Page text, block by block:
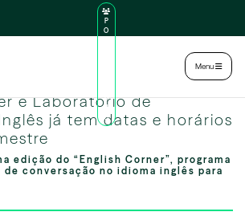
P
O
U
N
O
Menu
e Laboratório de
já tem datas e horários
edição do “English Corner”, programa
conversação no idioma inglês para